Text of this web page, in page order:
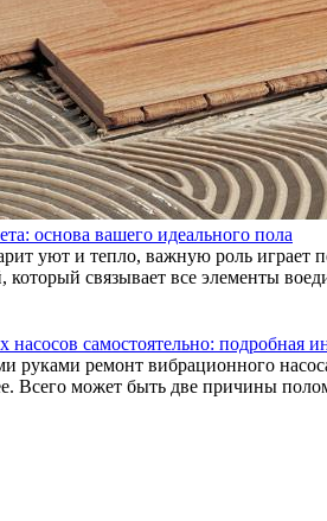
основа вашего идеального пола
уют и тепло, важную роль играет
который связывает все элементы
самостоятельно: подробная
руками ремонт вибрационного
Всего может быть две причины